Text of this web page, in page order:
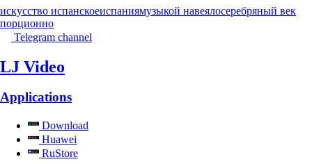
искусство испанскоеиспаниямузыкой навеялосеребряный век
порционно
Telegram channel
LJ Video
Applications
Download
Huawei
RuStore